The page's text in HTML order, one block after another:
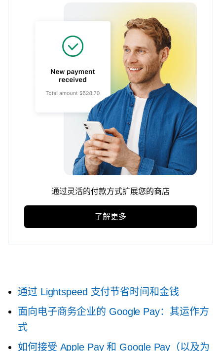
通过灵活的付款方式扩展您的商店
了解更多
通过 Lightspeed 支付节省时间和金钱
面向电子商务企业的 Google Pay：其运作方
式
如何接受 Apple Pay 和 Google Pay（以及为